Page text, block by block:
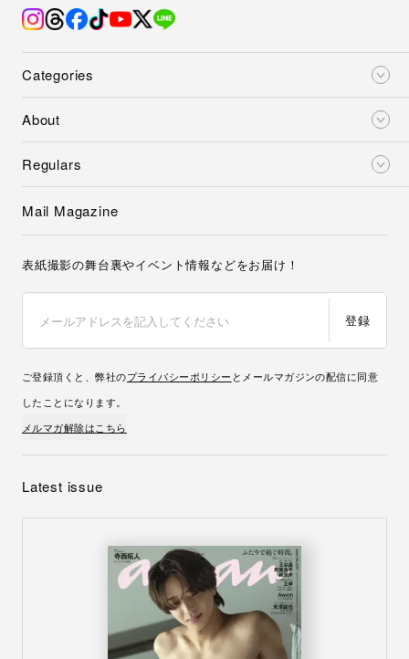
Categories
About
Regulars
Mail Magazine
表紙撮影の舞台裏やイベント情報などをお届け！
登録
ご登録頂くと、弊社のプライバシーポリシー とメールマガジンの配信に同意
したことになります。
メルマガ解除はこちら
Latest issue